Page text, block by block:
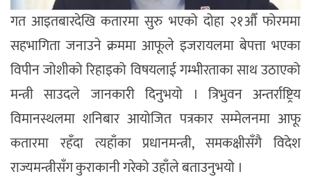
गत आइतबारदेखि कतारमा सुरु भएको दोहा २१औँ फोरममा
सहभागिता जनाउने क्रममा आफूले इजरायलमा बेपत्ता भएका
विपीन जोशीको रिहाइको विषयलाई गम्भीरताका साथ उठाएको
मन्त्री साउदले जानकारी दिनुभयो । त्रिभुवन अन्तर्राष्ट्रिय
विमानस्थलमा शनिबार आयोजित पत्रकार सम्मेलनमा आफू
कतारमा रहँदा त्यहाँका प्रधानमन्त्री, समकक्षीसँगै विदेश
राज्यमन्त्रीसँग कुराकानी गरेको उहाँले बताउनुभयो ।